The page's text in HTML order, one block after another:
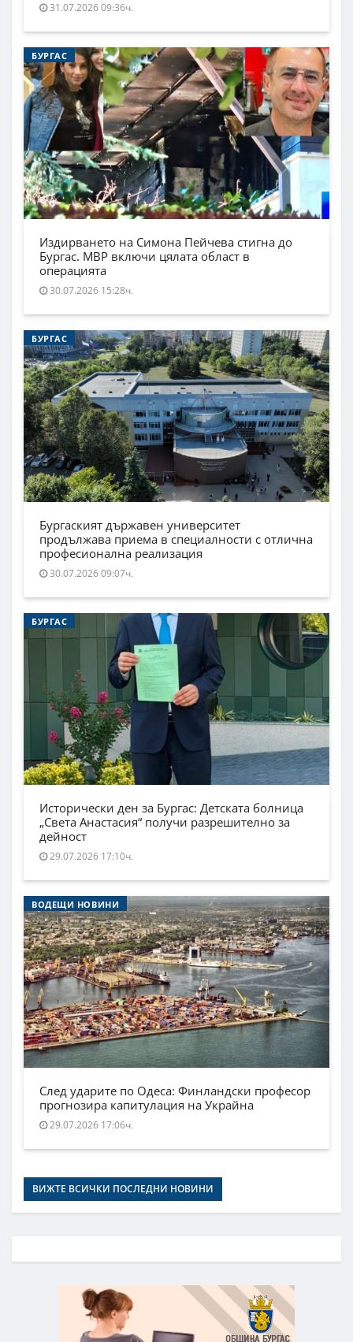
31.07.2026 09:36ч.
БУРГАС
Издирването на Симона Пейчева стигна до
Бургас. МВР включи цялата област в
операцията
30.07.2026 15:28ч.
БУРГАС
Бургаският държавен университет
продължава приема в специалности с отлична
професионална реализация
30.07.2026 09:07ч.
БУРГАС
Исторически ден за Бургас: Детската болница
„Света Анастасия“ получи разрешително за
дейност
29.07.2026 17:10ч.
ВОДЕЩИ НОВИНИ
След ударите по Одеса: Финландски професор
прогнозира капитулация на Украйна
29.07.2026 17:06ч.
ВИЖТЕ ВСИЧКИ ПОСЛЕДНИ НОВИНИ